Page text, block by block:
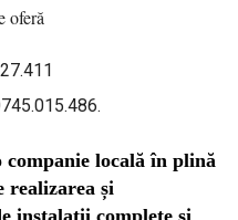
oferă
locală în plină
realizarea și
instalații complete și